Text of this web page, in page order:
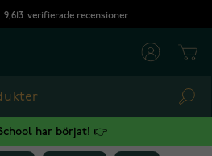
9,613 verifierade recensioner
har börjat! 👉